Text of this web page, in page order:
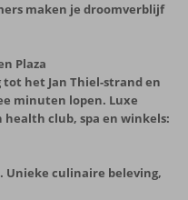
maken je droomverblijf
Plaza
tot het Jan Thiel-strand en
minuten lopen. Luxe
club, spa en winkels:
Unieke culinaire beleving,